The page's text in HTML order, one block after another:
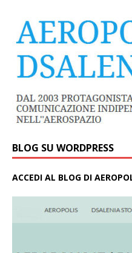
BLOG SU WORDPRESS
ACCEDI AL BLOG DI